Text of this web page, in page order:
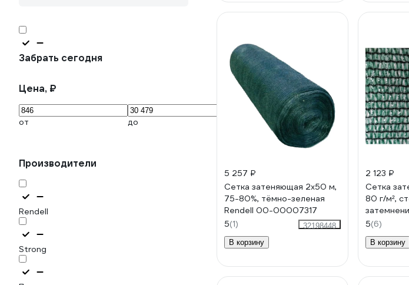
Забрать сегодня
Цена, ₽
от до
Производители
Rendell
Strong
5 257 ₽
Сетка затеняющая 2x50 м,
75-80%, тёмно-зеленая
Rendell 00-00007317
5(1)
32198448
В корзину
2 123 ₽
Сетка
80 г/м²,
5(6)
В корзину